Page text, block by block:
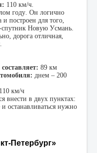
110 км/ч.
году. Он логично
построен для того,
Новую Усмань.
дорога отличная,
89 км
днем – 200
км/ч
внести в двух пунктах:
останавливаться нужно
Петербург»